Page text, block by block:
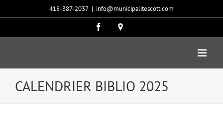
418-387-2037 | info@municipalitescott.com
Facebook
Carte
CALENDRIER BIBLIO 2025